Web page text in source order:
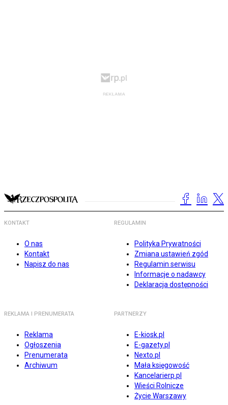
KONTAKT
O nas
Kontakt
Napisz do nas
REGULAMIN
Polityka Prywatności
Zmiana ustawień zgód
Regulamin serwisu
Informacje o nadawcy
Deklaracja dostępności
REKLAMA I PRENUMERATA
Reklama
Ogłoszenia
Prenumerata
Archiwum
PARTNERZY
E-kiosk.pl
E-gazety.pl
Nexto.pl
Mała księgowość
Kancelarierp.pl
Wieści Rolnicze
Życie Warszawy